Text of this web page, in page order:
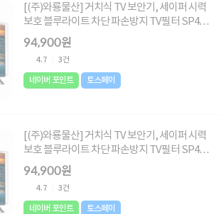
[(주)와룡물산] 거치식 TV 보안기, 세이퍼 시력
보호 블루라이트 차단 파손방지 TV필터 SP40
[930 x 550mm]
94,900원
4.7 3건
네이버 포인트 토스페이
[(주)와룡물산] 거치식 TV 보안기, 세이퍼 시력
보호 블루라이트 차단 파손방지 TV필터 SP42
[950 x 560mm]
94,900원
4.7 3건
네이버 포인트 토스페이